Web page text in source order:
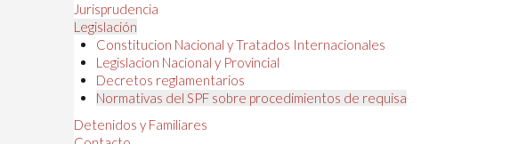
Jurisprudencia
Legislación
Constitucion Nacional y Tratados Internacionales
Legislacion Nacional y Provincial
Decretos reglamentarios
Normativas del SPF sobre procedimientos de requisa
Detenidos y Familiares